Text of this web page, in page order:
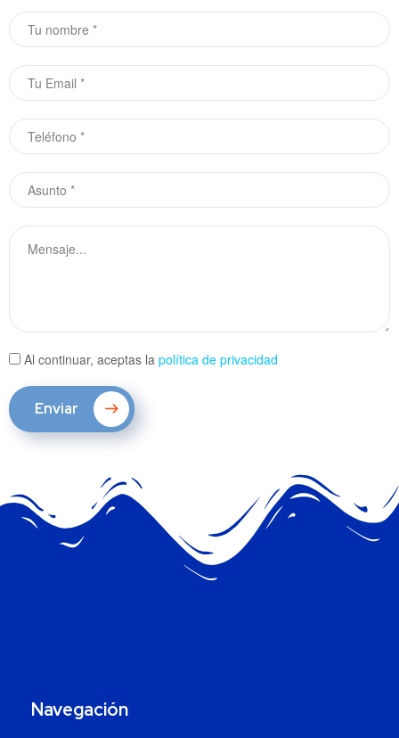
Al continuar, aceptas la política de privacidad
Enviar
Navegación